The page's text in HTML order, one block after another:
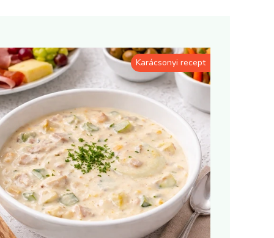
Karácsonyi recept